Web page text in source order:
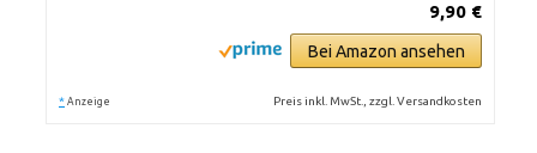
9,90 €
Bei Amazon ansehen
* Anzeige Preis inkl. MwSt., zzgl. Versandkosten